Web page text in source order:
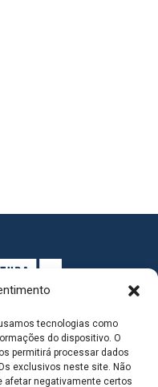
tecnologias como
do dispositivo. O
permitirá processar dados
exclusivos neste site. Não
afetar negativamente certos